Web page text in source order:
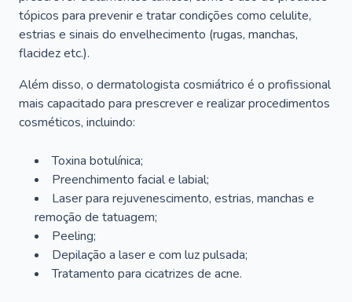
tópicos para prevenir e tratar condições como celulite,
estrias e sinais do envelhecimento (rugas, manchas,
flacidez etc.).
Além disso, o dermatologista cosmiátrico é o profissional
mais capacitado para prescrever e realizar procedimentos
cosméticos, incluindo:
Toxina botulínica;
Preenchimento facial e labial;
Laser para rejuvenescimento, estrias, manchas e
remoção de tatuagem;
Peeling;
Depilação a laser e com luz pulsada;
Tratamento para cicatrizes de acne.